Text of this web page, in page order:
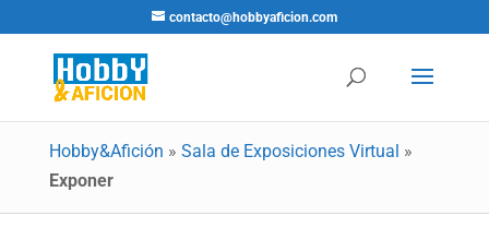
contacto@hobbyaficion.com
Hobby&Afición » Sala de Exposiciones Virtual »
Exponer